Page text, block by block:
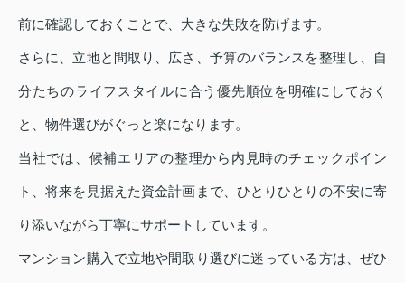
前に確認しておくことで、大きな失敗を防げます。
さらに、立地と間取り、広さ、予算のバランスを整理し、自
分たちのライフスタイルに合う優先順位を明確にしておく
と、物件選びがぐっと楽になります。
当社では、候補エリアの整理から内見時のチェックポイン
ト、将来を見据えた資金計画まで、ひとりひとりの不安に寄
り添いながら丁寧にサポートしています。
マンション購入で立地や間取り選びに迷っている方は、ぜひ